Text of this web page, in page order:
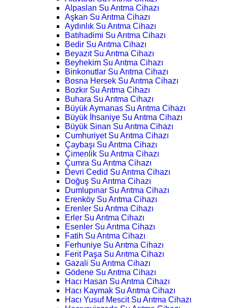
Alpaslan Su Arıtma Cihazı
Aşkan Su Arıtma Cihazı
Aydınlık Su Arıtma Cihazı
Batıhadimi Su Arıtma Cihazı
Bedir Su Arıtma Cihazı
Beyazıt Su Arıtma Cihazı
Beyhekim Su Arıtma Cihazı
Binkonutlar Su Arıtma Cihazı
Bosna Hersek Su Arıtma Cihazı
Bozkır Su Arıtma Cihazı
Buhara Su Arıtma Cihazı
Büyük Aymanas Su Arıtma Cihazı
Büyük İhsaniye Su Arıtma Cihazı
Büyük Sinan Su Arıtma Cihazı
Cumhuriyet Su Arıtma Cihazı
Çaybaşı Su Arıtma Cihazı
Çimenlik Su Arıtma Cihazı
Çumra Su Arıtma Cihazı
Devri Cedid Su Arıtma Cihazı
Doğuş Su Arıtma Cihazı
Dumlupınar Su Arıtma Cihazı
Erenköy Su Arıtma Cihazı
Erenler Su Arıtma Cihazı
Erler Su Arıtma Cihazı
Esenler Su Arıtma Cihazı
Fatih Su Arıtma Cihazı
Ferhuniye Su Arıtma Cihazı
Ferit Paşa Su Arıtma Cihazı
Gazali Su Arıtma Cihazı
Gödene Su Arıtma Cihazı
Hacı Hasan Su Arıtma Cihazı
Hacı Kaymak Su Arıtma Cihazı
Hacı Yusuf Mescit Su Arıtma Cihazı